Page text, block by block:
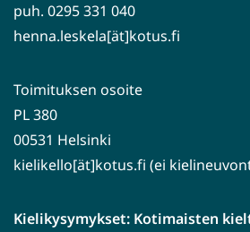
puh. 0295 331 040
henna.leskela[ät]kotus.fi
Toimituksen osoite
PL 380
00531 Helsinki
kielikello[ät]kotus.fi (ei
Kielikysymykset: Kotimaisten